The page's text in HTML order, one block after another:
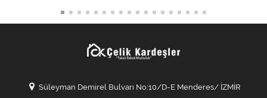
Süleyman Demirel Bulvarı No:10/D-E Menderes/ İZMİR